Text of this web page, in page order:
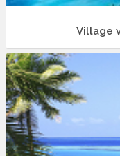
Village